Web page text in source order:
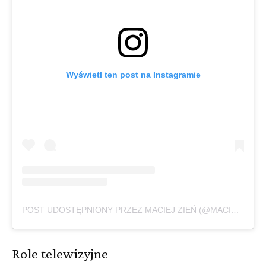
Wyświetl ten post na Instagramie
POST UDOSTĘPNIONY PRZEZ MACIEJ ZIEŃ (@MACIEJ_ZIEN)
Role telewizyjne